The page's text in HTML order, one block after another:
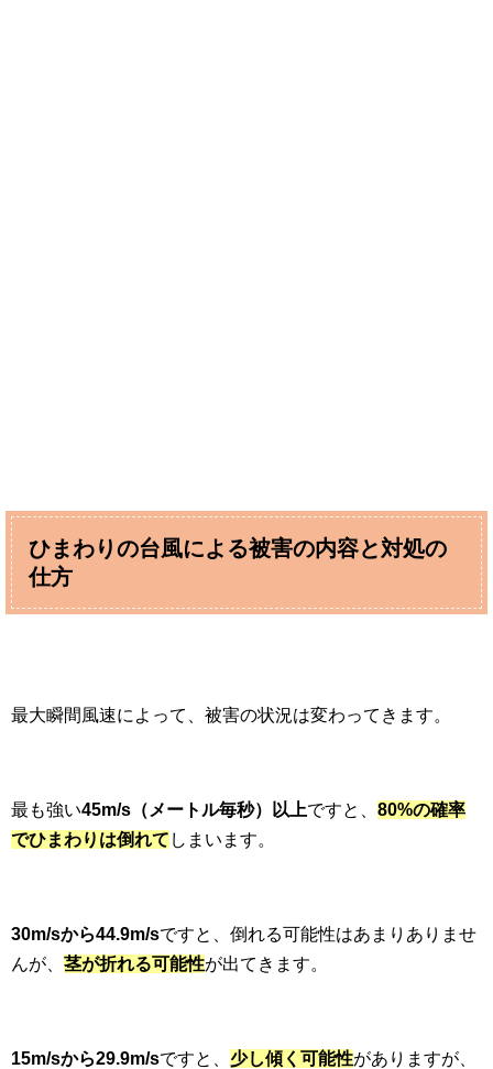
ひまわりの台風による被害の内容と対処の
仕方
最大瞬間風速によって、被害の状況は変わってきます。
最も強い45m/s（メートル毎秒）以上ですと、 80%の確率
でひまわりは倒れて しまいます。
30m/sから44.9m/sですと、倒れる可能性はあまりありませ
んが、 茎が折れる可能性が出てきます。
15m/sから29.9m/sですと、 少し傾く可能性がありますが、